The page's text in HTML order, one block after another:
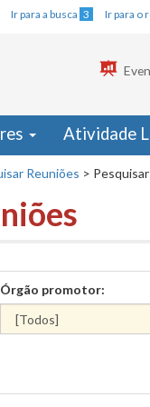
Ir para a busca 3 Ir para o
Atividade
Reuniões >
Órgão promotor: